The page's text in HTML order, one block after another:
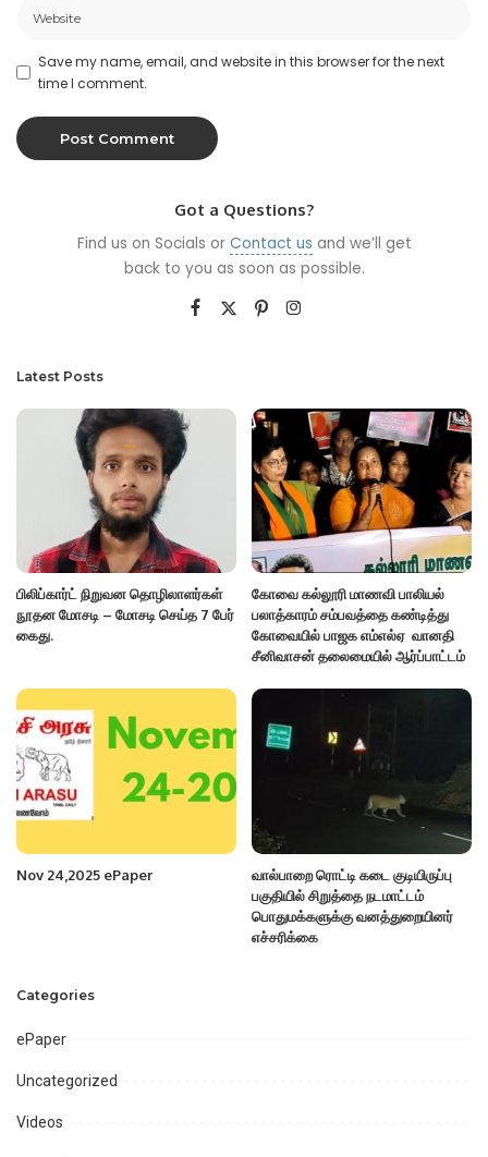
Save my name, email, and website in this browser for the next
time I comment.
Got a Questions?
Find us on Socials or Contact us and we’ll get
back to you as soon as possible.
Latest Posts
பிலிப்கார்ட் நிறுவன தொழிலாளர்கள்
நூதன மோசடி – மோசடி செய்த 7 பேர்
கைது.
கோவை கல்லூரி மாணவி பாலியல்
பலாத்காரம் சம்பவத்தை கண்டித்து
கோவையில் பாஜக எம்எல்ஏ வானதி
சீனிவாசன் தலைமையில் ஆர்ப்பாட்டம்
Nov 24,2025 ePaper
வால்பாறை ரொட்டி கடை குடியிருப்பு
பகுதியில் சிறுத்தை நடமாட்டம்
பொதுமக்களுக்கு வனத்துறையினர்
எச்சரிக்கை
Categories
ePaper
Uncategorized
Videos